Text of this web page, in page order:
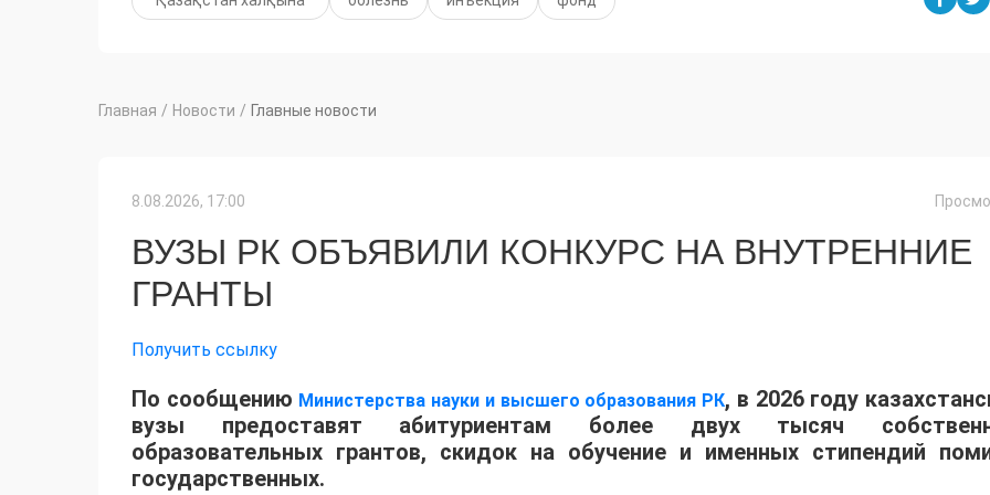
Главная / Новости / Главные новости
8.08.2026, 17:00
ВУЗЫ РК ОБЪЯВИЛИ КОНКУРС НА ВНУТРЕННИЕ
ГРАНТЫ
Получить ссылку
По сообщению Министерства науки и высшего образования РК, в 2026 году
вузы предоставят абитуриентам более двух тысяч
образовательных грантов, скидок на обучение и именных стипендий
государственных.